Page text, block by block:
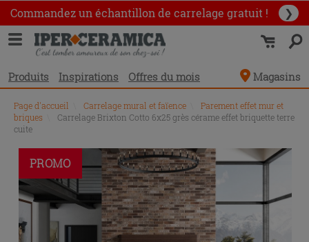
Commandez un échantillon de carrelage gratuit ! ❯
Produits Inspirations Offres du mois Magasins
Page d'accueil Carrelage mural et faïence
Parement effet mur et
briques
Carrelage Brixton Cotto 6x25 grès cérame effet briquette terre
cuite
PROMO